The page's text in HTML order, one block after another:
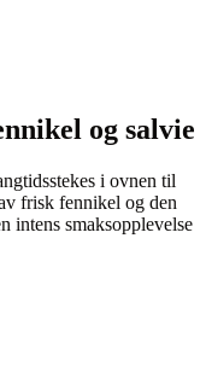
og salvie
i ovnen til
frisk fennikel og den
intens smaksopplevelse